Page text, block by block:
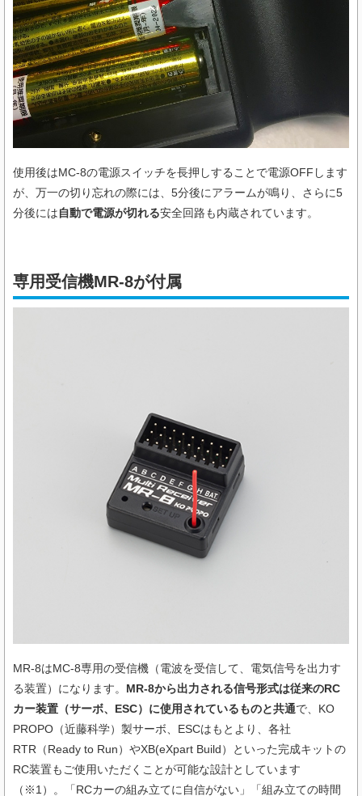
使用後はMC-8の電源スイッチを長押しすることで電源OFFします
が、万一の切り忘れの際には、5分後にアラームが鳴り、さらに5
分後には自動で電源が切れる安全回路も内蔵されています。
専用受信機MR-8が付属
MR-8はMC-8専用の受信機（電波を受信して、電気信号を出力す
る装置）になります。 MR-8から出力される信号形式は従来のRC
カー装置（サーボ、ESC）に使用されているものと共通で、KO
PROPO（近藤科学）製サーボ、ESCはもとより、各社
RTR（Ready to Run）やXB(eXpart Build）といった完成キットの
RC装置もご使用いただくことが可能な設計としています
（※1）。「RCカーの組み立てに自信がない」「組み立ての時間